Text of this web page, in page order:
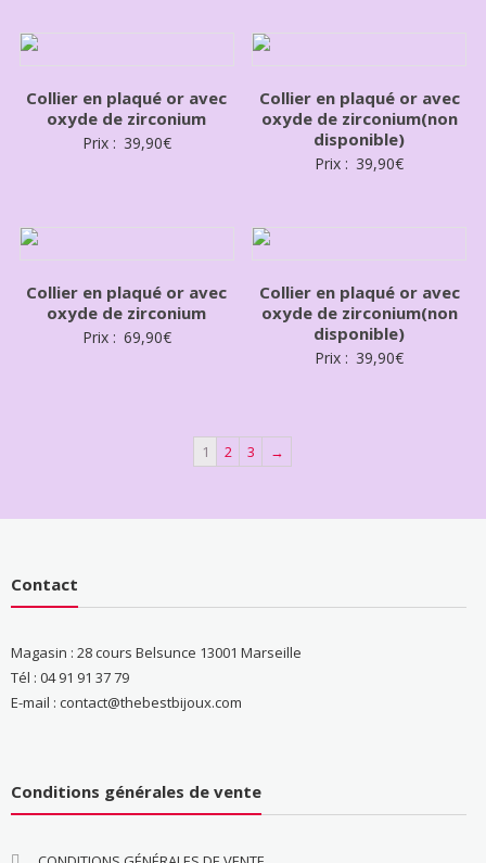
Collier en plaqué or avec
oxyde de zirconium
Prix : 39,90€
Collier en plaqué or avec
oxyde de zirconium(non
disponible)
Prix : 39,90€
Collier en plaqué or avec
oxyde de zirconium
Prix : 69,90€
Collier en plaqué or avec
oxyde de zirconium(non
disponible)
Prix : 39,90€
1 2 3 →
Contact
Magasin : 28 cours Belsunce 13001 Marseille
Tél : 04 91 91 37 79
E-mail : contact@thebestbijoux.com
Conditions générales de vente